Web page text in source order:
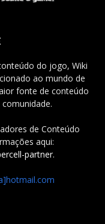
do jogo, Wiki
ao mundo de
fonte de conteúdo
de Conteúdo
aqui:
partner.